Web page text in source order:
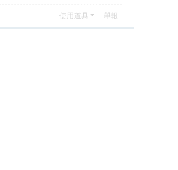
使用道具 舉報